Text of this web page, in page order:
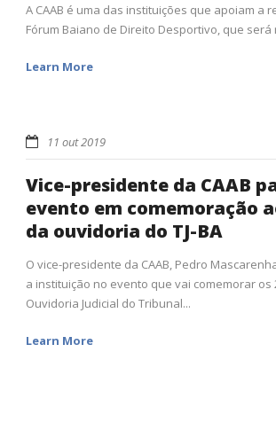
A CAAB é uma das instituições que apoiam a
Fórum Baiano de Direito Desportivo, que será
Learn More
11 out 2019
Vice-presidente da CAAB
evento em comemoração
da ouvidoria do TJ-BA
O vice-presidente da CAAB, Pedro
a instituição no evento que vai comemorar os
Ouvidoria Judicial do Tribunal...
Learn More